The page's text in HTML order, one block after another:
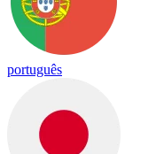
português